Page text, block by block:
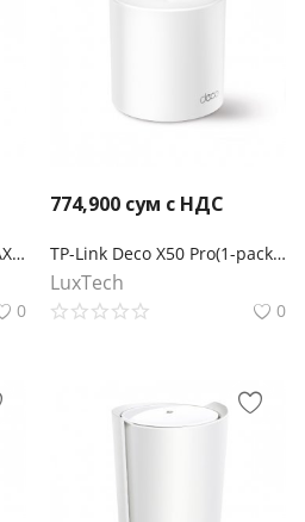
TP-Link Deco X95(2-pack) AX7800 Гигабитная трехдиапазонная домашняя Mesh-система
0
774,900 сум с НДС
TP-Link Deco X50 Pro(1-pack) Mesh-модуль AX3000
LuxTech
0